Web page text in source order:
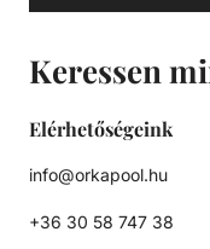
Keressen
Elérhetőségeink
info@orkapool.hu
+36 30 58 747 38